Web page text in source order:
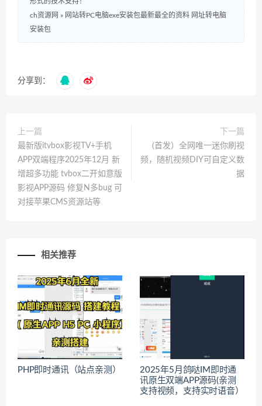
ch资源网 » 网站转PC电脑exe安装包最新最全的资料 网址转电脑
安装包
分享到：
上一篇
最新版itvbox影视TV+手机
APP双端程序2025年12月 新
增超多功能 tvbox二开如意版
影视APP源码 修复N多bug 可
对接苹果CMS资源站等
下一篇
(首发）全网唯一迷你刷视
频，随机视频DIY可自定义数
据
相关推荐
PHP即时通讯（站点亲测）
2025年5月鸽哒IM即时通
讯原生双端APP源码(亲测
支持视频，支持实时语音）